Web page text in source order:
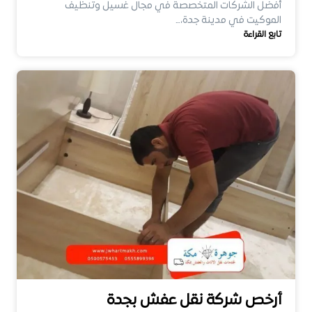
أفضل الشركات المتخصصة في مجال غسيل وتنظيف
الموكيت في مدينة جدة،…
تابع القراءة
أرخص شركة نقل عفش بجدة